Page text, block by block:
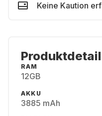
Keine Kaution
RAM
12GB
AKKU
3885 mAh